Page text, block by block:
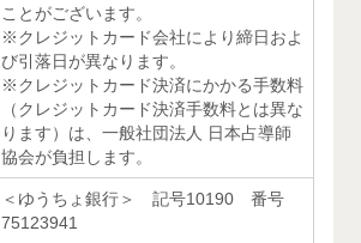
ことがございます。
※クレジットカード会社により締日およ
び引落日が異なります。
※クレジットカード決済にかかる手数料
（クレジットカード決済手数料とは異な
ります）は、一般社団法人 日本占導師
協会が負担します。
＜ゆうちょ銀行＞ 記号10190 番号
75123941